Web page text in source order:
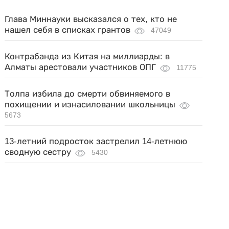
Глава Миннауки высказался о тех, кто не
нашел себя в списках грантов
47049
Контрабанда из Китая на миллиарды: в
Алматы арестовали участников ОПГ
11775
Толпа избила до смерти обвиняемого в
похищении и изнасиловании школьницы
5673
13-летний подросток застрелил 14-летнюю
сводную сестру
5430